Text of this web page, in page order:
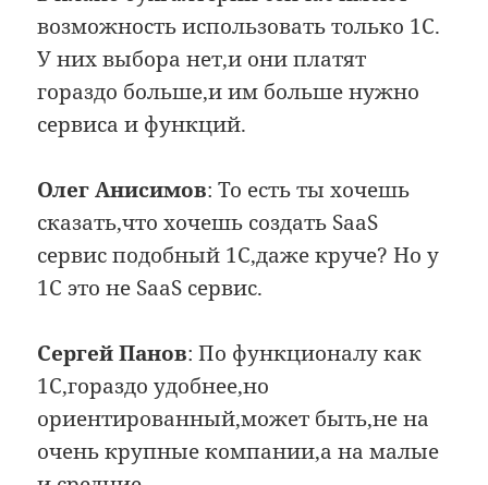
возможность использовать только 1С.
У них выбора нет,и они платят
гораздо больше,и им больше нужно
сервиса и функций.
Олег Анисимов: То есть ты хочешь
сказать,что хочешь создать SaaS
сервис подобный 1С,даже круче? Но у
1С это не SaaS сервис.
Сергей Панов: По функционалу как
1С,гораздо удобнее,но
ориентированный,может быть,не на
очень крупные компании,а на малые